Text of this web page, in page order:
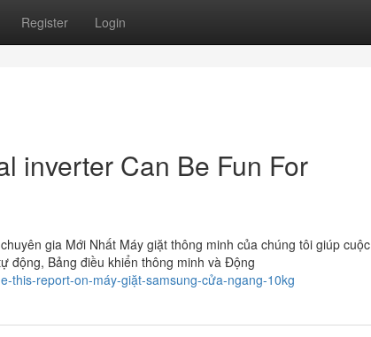
Register Login
inverter Can Be Fun For
gia Mới Nhất Máy giặt thông minh của chúng tôi giúp cuộc
động, Bảng điều khiển thông minh và Động
this-report-on-máy-giặt-samsung-cửa-ngang-10kg